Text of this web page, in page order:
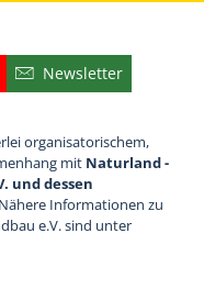
Facebook
Sie den
Abonnieren Sie
Newsletter
organisatorischem,
mit Naturland -
und dessen
Informationen zu
e.V. sind unter